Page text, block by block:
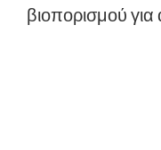
βιοπορισμού